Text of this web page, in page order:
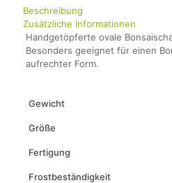
Beschreibung
Zusätzliche Informationen
Handgetöpferte ovale
Besonders geeignet für einen
aufrechter Form.
Gewicht
Größe
Fertigung
Frostbeständigkeit